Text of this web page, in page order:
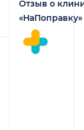
Отзыв о
«НаПоправку»